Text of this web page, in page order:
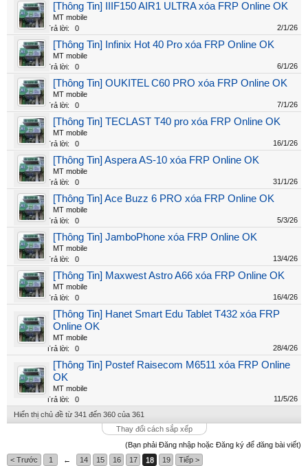
[Thông Tin] IIIF150 AIR1 ULTRA xóa FRP Online OK
MT mobile
Trả lời:
0 2/1/26
[Thông Tin] Infinix Hot 40 Pro xóa FRP Online OK
MT mobile
Trả lời:
0 6/1/26
[Thông Tin] OUKITEL C60 PRO xóa FRP Online OK
MT mobile
Trả lời:
0 7/1/26
[Thông Tin] TECLAST T40 pro xóa FRP Online OK
MT mobile
Trả lời:
0 16/1/26
[Thông Tin] Aspera AS-10 xóa FRP Online OK
MT mobile
Trả lời:
0 31/1/26
[Thông Tin] Ace Buzz 6 PRO xóa FRP Online OK
MT mobile
Trả lời:
0 5/3/26
[Thông Tin] JamboPhone xóa FRP Online OK
MT mobile
Trả lời:
0 13/4/26
[Thông Tin] Maxwest Astro A66 xóa FRP Online OK
MT mobile
Trả lời:
0 16/4/26
[Thông Tin] Hanet Smart Edu Tablet T432 xóa FRP
Online OK
MT mobile
Trả lời:
0 28/4/26
[Thông Tin] Postef Raisecom M6511 xóa FRP Online
OK
MT mobile
Trả lời:
0
11/5/26
Hiển thị chủ đề từ 341 đến 360 của 361
Thay đổi cách sắp xếp
(Bạn phải Đăng nhập hoặc Đăng ký để đăng bài viết)
< Trước
1 ← 14 15 16 17 18 19 Tiếp >